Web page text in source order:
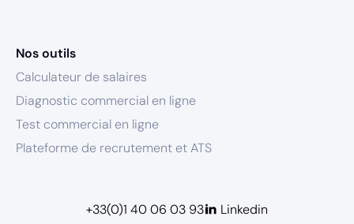
Nos outils
Calculateur de salaires
Diagnostic commercial en ligne
Test commercial en ligne
Plateforme de recrutement et ATS
+33(0)1 40 06 03 93 Linkedin